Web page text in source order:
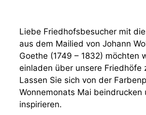
Liebe Friedhofsbesucher mit
aus dem Mailied von Johann
Goethe (1749 – 1832) möchten
einladen über unsere Friedhöfe
Lassen Sie sich von der
Wonnemonats Mai beindrucken
inspirieren.